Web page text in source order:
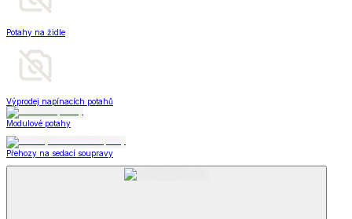
Potahy na židle
Výprodej napínacích potahů
Modulové potahy
Přehozy na sedací soupravy